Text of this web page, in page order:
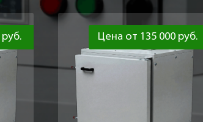
Цена от 135 000 руб.